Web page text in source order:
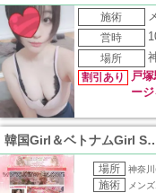
施術
営時
場所
割引あり
戸
ー
当店は厳選さ
る完全個室制
様一人だけの 韓国Girl＆ベト
場所 神奈
施術 メン